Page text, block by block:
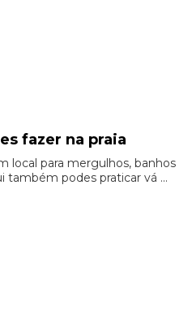
fazer na praia
local para mergulhos, banhos
também podes praticar vá ...